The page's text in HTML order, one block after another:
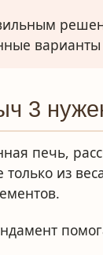
3
печь,
только из